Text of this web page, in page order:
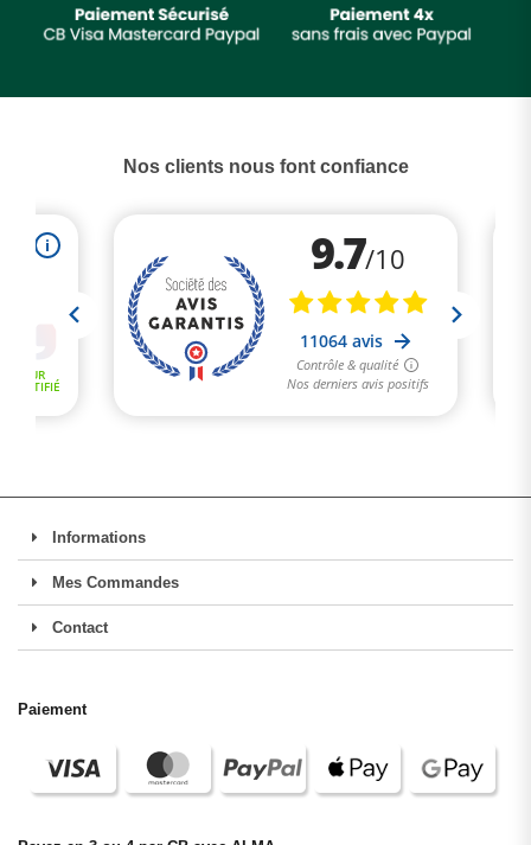
Nos clients nous font confiance
Informations
Mes Commandes
Contact
Paiement